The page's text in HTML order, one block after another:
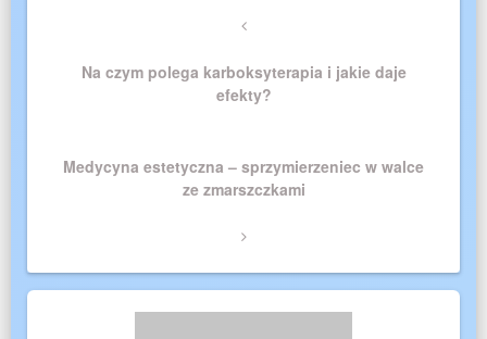
Previous
Na czym polega karboksyterapia i jakie daje
efekty?
Next
Medycyna estetyczna – sprzymierzeniec w walce
ze zmarszczkami